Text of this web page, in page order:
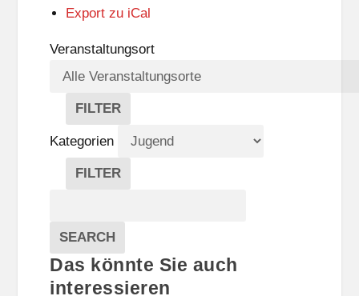
Export zu iCal
Veranstaltungsort
FILTER
V
E
R
A
A
L
T
U
Kategorien
FILTER
E
G
O
R
Veranstaltungen
SEARCH
Das könnte Sie auch
interessieren